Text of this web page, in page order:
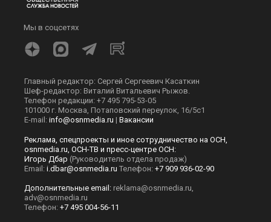
Мы в соцсетях
Главный редактор: Сергей Сергеевич Касаткин
Шеф-редактор: Виталий Витальевич Рыжов.
Телефон редакции: +7 495 795-53-05
101000 г. Москва, Потаповский переулок, 16/5с1
E-mail: info@osnmedia.ru | Вакансии
Реклама, спецпроекты и иное сотрудничество на ОСН,
osnmedia.ru, ОСН-ТВ и пресс-центре ОСН:
Игорь Дбар (Руководитель отдела продаж)
Email: i.dbar@osnmedia.ru Телефон: +7 909 936-02-90
Дополнительные email: reklama@osnmedia.ru,
adv@osnmedia.ru
Телефон: +7 495 004-56-11